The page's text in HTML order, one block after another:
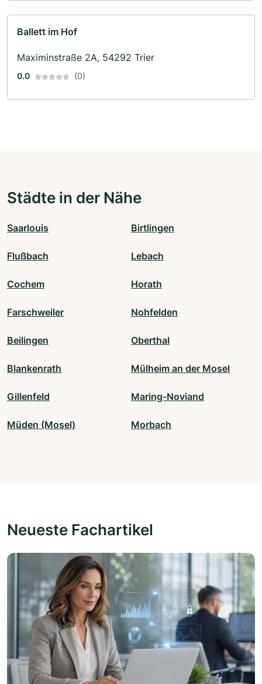
Ballett im Hof
Maximinstraße 2A, 54292 Trier
0.0 (0)
Städte in der Nähe
Saarlouis Birtlingen
Flußbach Lebach
Cochem Horath
Farschweiler Nohfelden
Beilingen Oberthal
Blankenrath Mülheim an der Mosel
Gillenfeld Maring-Noviand
Müden (Mosel) Morbach
Neueste Fachartikel